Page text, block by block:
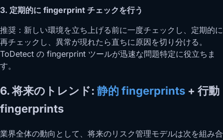
3. 定期的に fingerprint チェックを行う
推奨：新しい環境を立ち上げる前に一度チェックし、定期的に
再チェックし、異常が現れたら直ちに原因を切り分ける。
ToDetect の fingerprint ツールが迅速な問題特定に役立ちま
す。
6. 将来のトレンド: 静的 fingerprints + 行動
fingerprints
業界全体の動向として、将来のリスク管理モデルは次を組み合